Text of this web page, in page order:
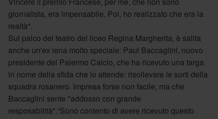
giornalista, era impensabile. Poi, ho realizzato che era la
realtà".
Sul palco del teatro del liceo Regina Margherita, è salita
anche un'ex iena molto speciale: Paul Baccaglini, nuovo
presidente del Palermo Calcio, che ha ricevuto una targa
in nome della sfida che lo attende: risollevare le sorti della
squadra rosanero. Impresa forse non facile, ma che
Baccaglini sente "addosso con grande
resposabilità".“Sono contento di avere ricevuto questo